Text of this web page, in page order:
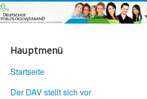
Hauptmenü
Startseite
Der DAV stellt sich vor